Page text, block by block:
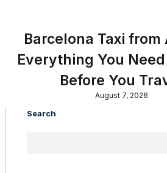
Barcelona Taxi
Everything You
Before You
August 7, 2026
Search